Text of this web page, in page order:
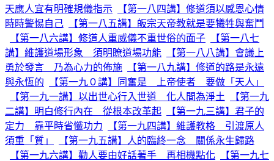
天應人宜有明確規儀指示
【第一八四講】修道須以感恩心情
時時警惕自己
【第一八五講】皈宗天帝教就是要犧牲與奮鬥
【第一八六講】修道人重威儀不重世俗的面子
【第一八七
講】維護道場形象 須明瞭道場功能
【第一八八講】會議上
勇於發言 乃為心力的佈施
【第一八九講】修道的路是永遠
與永恆的
【第一九０講】同奮是 上帝使者 要做「天人」
【第一九一講】以出世心行入世道 化人間為淨土
【第一九
二講】明白修行內在 從根本改革起
【第一九三講】君子的
定力 靠平時省懺功力
【第一九四講】維護教格 引渡原人
須重「質」
【第一九五講】人的臨終一念 關係永生歸路
【第一九六講】勸人要由好話著手 再相機點化
【第一九七